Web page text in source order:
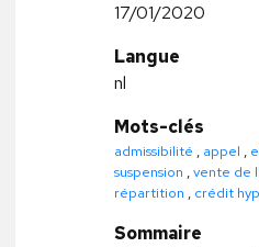
17/01/2020
Langue
nl
Mots-clés
admissibilité , appel ,
suspension ,vente de
répartition , crédit
Sommaire